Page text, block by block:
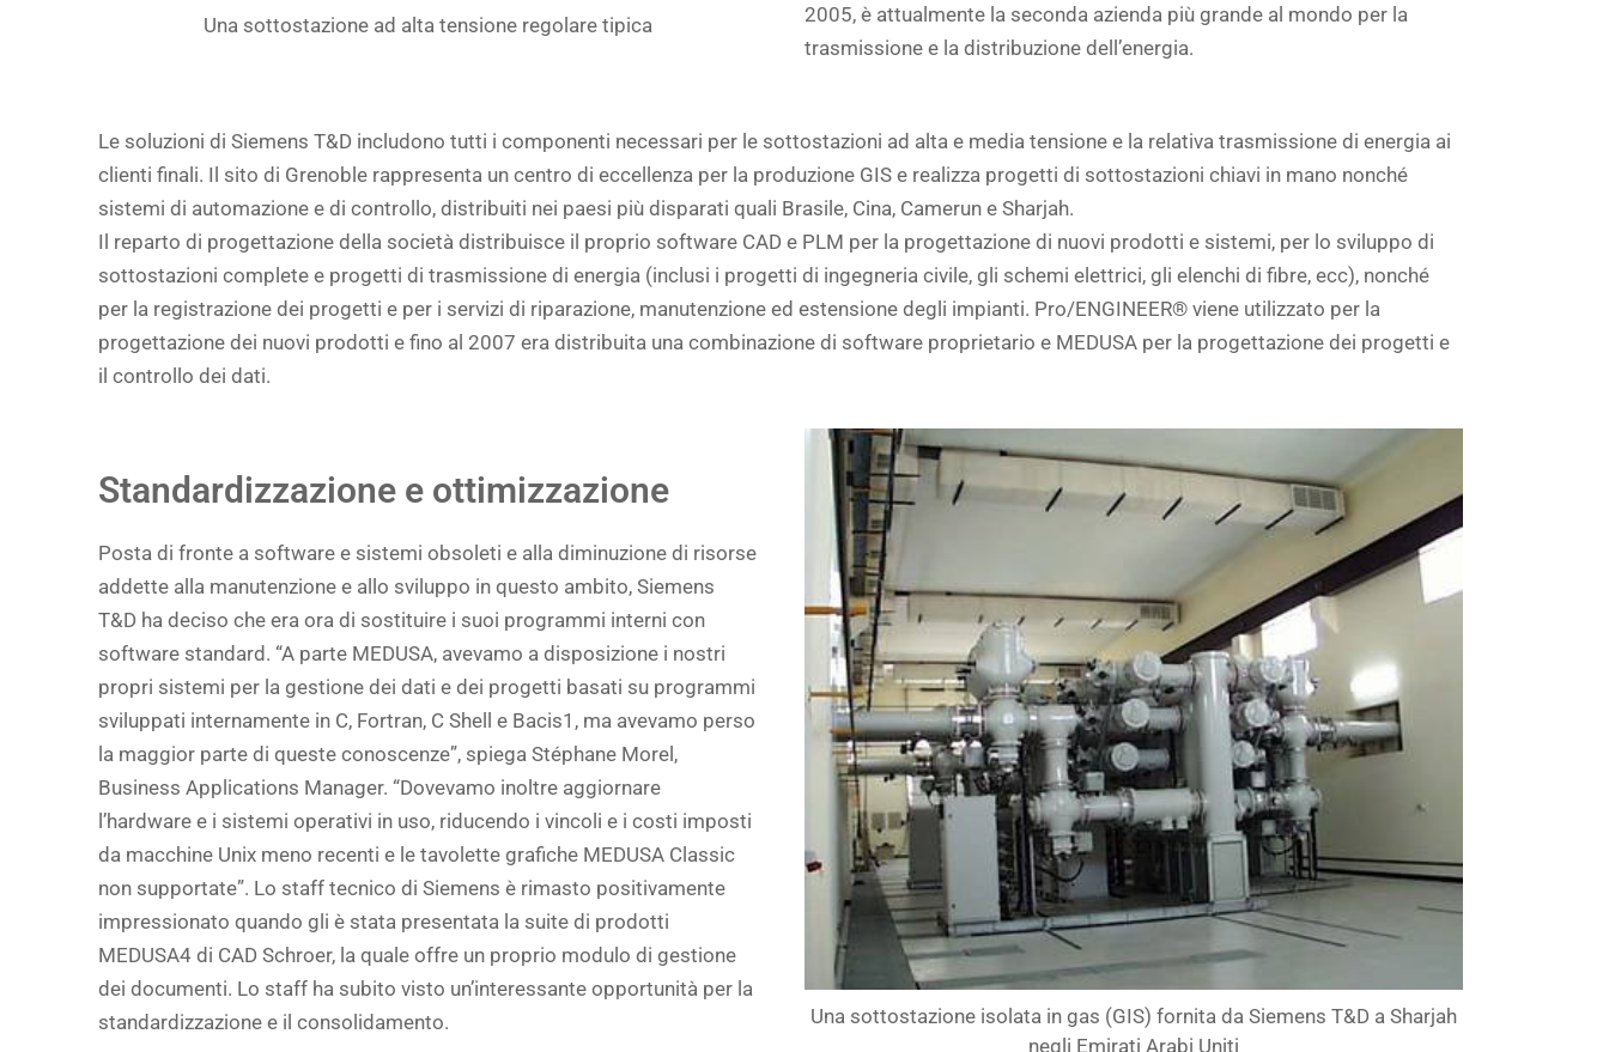
Una sottostazione ad alta tensione regolare tipica
2005, è attualmente la seconda azienda più grande al mondo per la
trasmissione e la distribuzione dell’energia.
Le soluzioni di Siemens T&D includono tutti i componenti necessari per le sottostazioni ad alta e media tensione e la relativa trasmissione di energia ai
clienti finali. Il sito di Grenoble rappresenta un centro di eccellenza per la produzione GIS e realizza progetti di sottostazioni chiavi in mano nonché
sistemi di automazione e di controllo, distribuiti nei paesi più disparati quali Brasile, Cina, Camerun e Sharjah.
Il reparto di progettazione della società distribuisce il proprio software CAD e PLM per la progettazione di nuovi prodotti e sistemi, per lo sviluppo di
sottostazioni complete e progetti di trasmissione di energia (inclusi i progetti di ingegneria civile, gli schemi elettrici, gli elenchi di fibre, ecc), nonché
per la registrazione dei progetti e per i servizi di riparazione, manutenzione ed estensione degli impianti. Pro/ENGINEER® viene utilizzato per la
progettazione dei nuovi prodotti e fino al 2007 era distribuita una combinazione di software proprietario e MEDUSA per la progettazione dei progetti e
il controllo dei dati.
Standardizzazione e ottimizzazione
Posta di fronte a software e sistemi obsoleti e alla diminuzione di risorse
addette alla manutenzione e allo sviluppo in questo ambito, Siemens
T&D ha deciso che era ora di sostituire i suoi programmi interni con
software standard. “A parte MEDUSA, avevamo a disposizione i nostri
propri sistemi per la gestione dei dati e dei progetti basati su programmi
sviluppati internamente in C, Fortran, C Shell e Bacis1, ma avevamo perso
la maggior parte di queste conoscenze”, spiega Stéphane Morel,
Business Applications Manager. “Dovevamo inoltre aggiornare
l’hardware e i sistemi operativi in uso, riducendo i vincoli e i costi imposti
da macchine Unix meno recenti e le tavolette grafiche MEDUSA Classic
non supportate”. Lo staff tecnico di Siemens è rimasto positivamente
impressionato quando gli è stata presentata la suite di prodotti
MEDUSA4 di CAD Schroer, la quale offre un proprio modulo di gestione
dei documenti. Lo staff ha subito visto un’interessante opportunità per la
standardizzazione e il consolidamento.
Una sottostazione isolata in gas (GIS) fornita da Siemens T&D a Sharjah
negli Emirati Arabi Uniti